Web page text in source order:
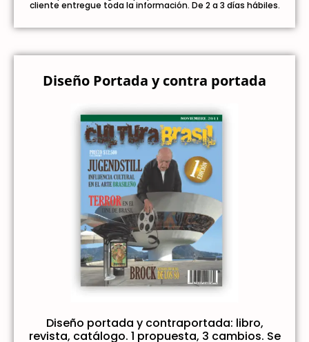
cliente entregue toda la información. De 2 a 3 días hábiles.
Diseño Portada y contra portada
Diseño portada y contraportada: libro,
revista, catálogo. 1 propuesta, 3 cambios. Se